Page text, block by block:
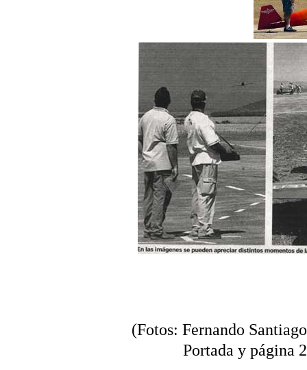
(Fotos: Fernando
Portada y página